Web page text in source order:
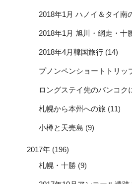
2018年1月 ハノイ＆タイ南
2018年1月 旭川・網走・十
2018年4月韓国旅行 (14)
プノンペンショートトリッ
ロングステイ先のバンコク
札幌から本州への旅 (11)
小樽と天売島 (9)
2017年 (196)
札幌・十勝 (9)